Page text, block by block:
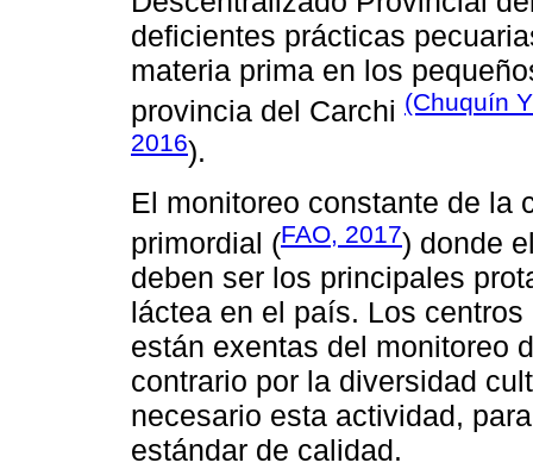
deficientes prácticas
materia prima en los
provincia del Carchi (Chuquín
2016).
El monitoreo constante de la
primordial (FAO, 2017) donde
deben ser los principales
láctea en el país. Los
están exentas del monitoreo
contrario por la diversidad
necesario esta actividad,
estándar de calidad.